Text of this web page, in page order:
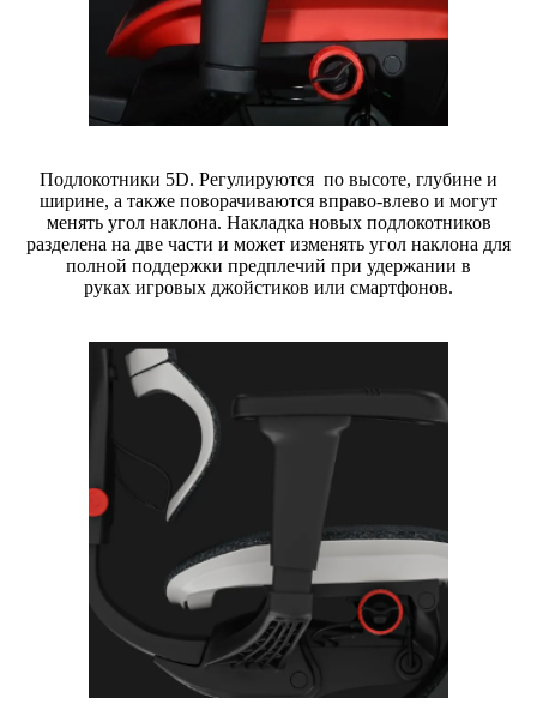
Подлокотники 5D. Регулируются по высоте, глубине и
ширине, а также поворачиваются вправо-влево и могут
менять угол наклона. Накладка новых подлокотников
разделена на две части и может изменять угол наклона для
полной поддержки предплечий при удержании в
руках игровых джойстиков или смартфонов.